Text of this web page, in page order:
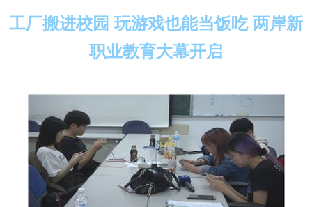
工厂搬进校园 玩游戏也能当饭吃 两岸新
职业教育大幕开启